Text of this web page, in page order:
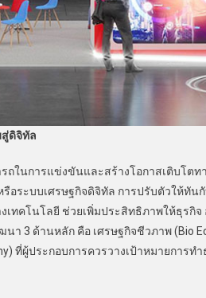
สู่ดิจิทัล
นการแข่งขันและสร้างโอกาสเติบโตทา
อระบบเศรษฐกิจดิจิทัล การปรับตัวให้ทั
เทคโนโลยี ช่วยเพิ่มประสิทธิภาพให้ธุรกิ
า 3 ด้านหลัก คือ เศรษฐกิจชีวภาพ (Bio
ที่ผู้ประกอบการควรวางเป้าหมายการ